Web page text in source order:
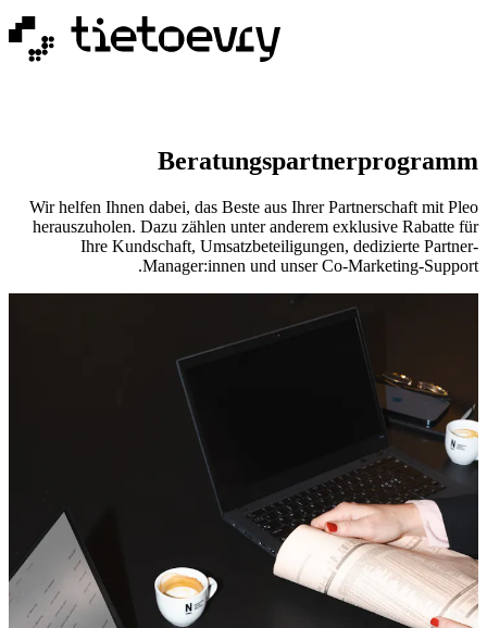
Beratungspartnerprogramm
Wir helfen Ihnen dabei, das Beste aus Ihrer Partnerschaft mit Pleo
herauszuholen. Dazu zählen unter anderem exklusive Rabatte für
Ihre Kundschaft, Umsatzbeteiligungen, dedizierte Partner-
Manager:innen und unser Co-Marketing-Support.